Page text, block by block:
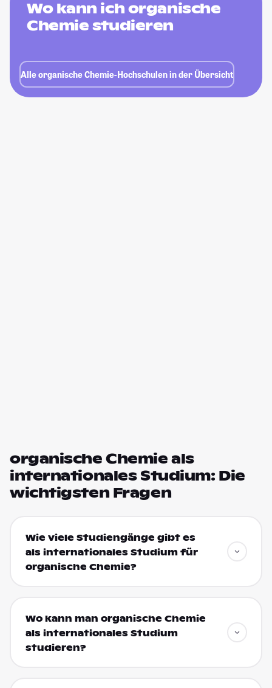
Wo kann ich organische
Chemie studieren
Alle organische Chemie-Hochschulen in der Übersicht
organische Chemie als
internationales Studium: Die
wichtigsten Fragen
Wie viele Studiengänge gibt es
als internationales Studium für
organische Chemie?
Wo kann man organische Chemie
als internationales Studium
studieren?